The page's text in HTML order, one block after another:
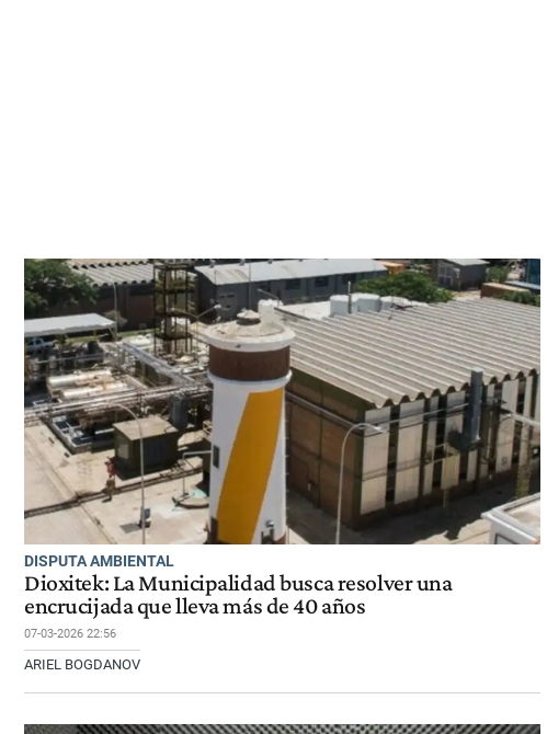
DISPUTA AMBIENTAL
Dioxitek: La Municipalidad busca resolver una
encrucijada que lleva más de 40 años
07-03-2026 22:56
ARIEL BOGDANOV